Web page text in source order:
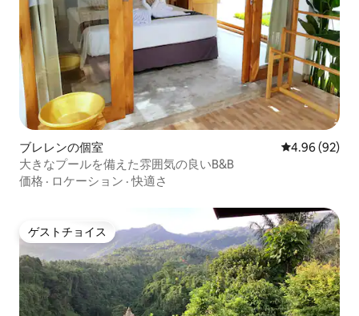
ブレレンの個室 レビュー92
4.96 (92)
大きなプールを備えた雰囲気の良いB&B
価格 · ロケーション ·快適さ
ゲストチョイス
ゲストチョイス